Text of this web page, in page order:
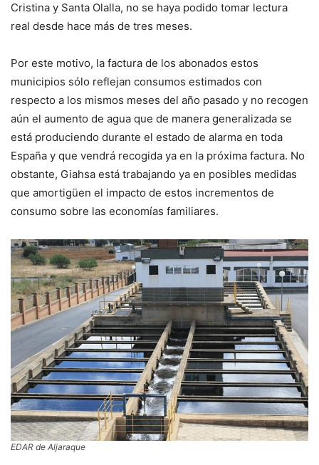
Cristina y Santa Olalla, no se haya podido tomar lectura
real desde hace más de tres meses.
Por este motivo, la factura de los abonados estos
municipios sólo reflejan consumos estimados con
respecto a los mismos meses del año pasado y no recogen
aún el aumento de agua que de manera generalizada se
está produciendo durante el estado de alarma en toda
España y que vendrá recogida ya en la próxima factura. No
obstante, Giahsa está trabajando ya en posibles medidas
que amortigüen el impacto de estos incrementos de
consumo sobre las economías familiares.
EDAR de Aljaraque